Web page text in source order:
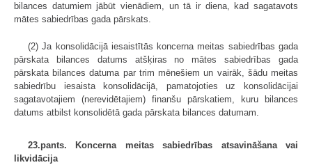
bilances datumiem jābūt vienādiem, un tā ir diena, kad sagatavots
mātes sabiedrības gada pārskats.
(2) Ja konsolidācijā iesaistītās koncerna meitas sabiedrības gada
pārskata bilances datums atšķiras no mātes sabiedrības gada
pārskata bilances datuma par trim mēnešiem un vairāk, šādu meitas
sabiedrību iesaista konsolidācijā, pama­tojoties uz konsolidācijai
sagatavotajiem (nerevidētajiem) finanšu pārskatiem, kuru bilances
datums atbilst konsolidētā gada pārskata bilances datumam.
23.pants. Koncerna meitas sabiedrības atsavināšana vai
likvidācija